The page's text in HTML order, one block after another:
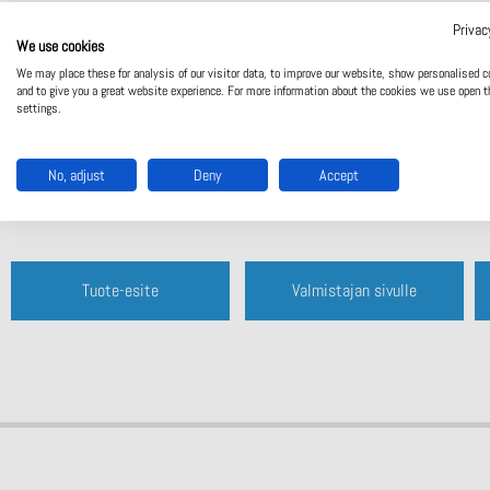
Laite voidaan ohjelmoida joko tallentamaan
vikatilojentallennusta.
Sinetöitävä läpinäkyvä kansi estää asetusten
Leveys 52,5 mm
Tuote-esite Valmistajan sivulle
We use cookies
We may place these for analysis of our visitor data, to improve our website, show personalised
and to give you a great website experience. For more information about the cookies we use open
settings.
No, adjust Deny Accept